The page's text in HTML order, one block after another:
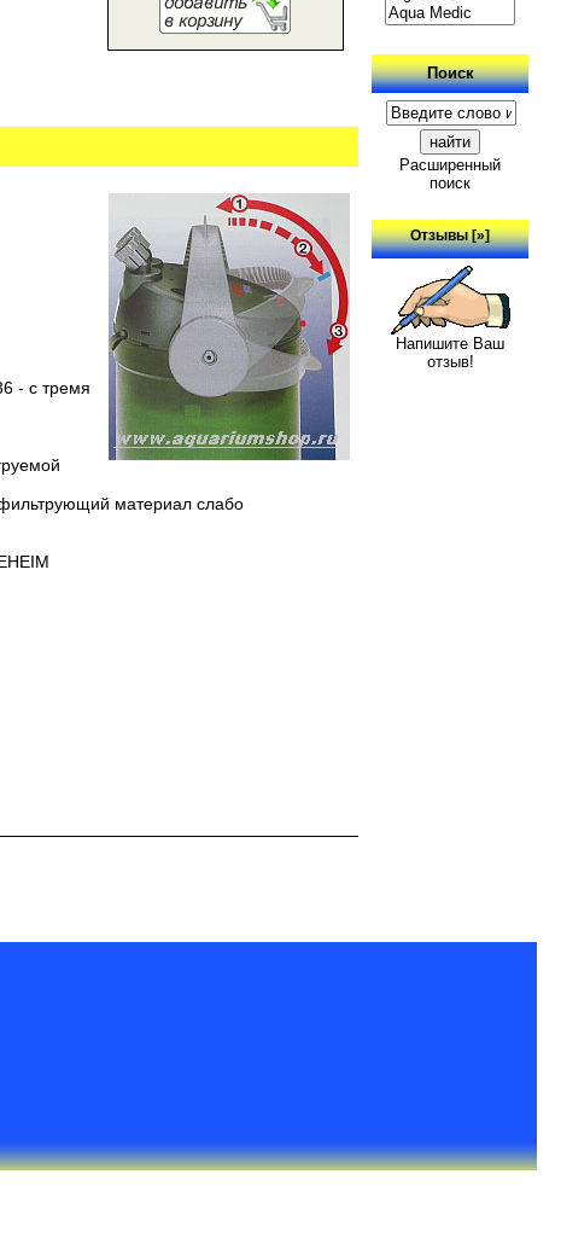
- с тремя
фильтрующий материал слабо
Поиск
Расширенный
поиск
Отзывы [»]
Напишите Ваш
отзыв!